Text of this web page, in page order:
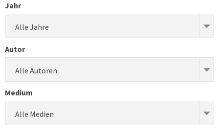
Jahr
Alle Jahre
Autor
Alle Autoren
Medium
Alle Medien